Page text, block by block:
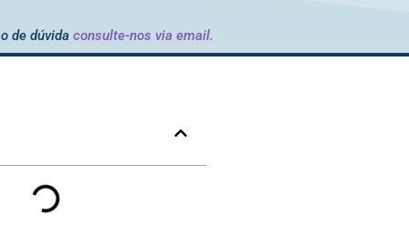
de dúvida consulte-nos via email.